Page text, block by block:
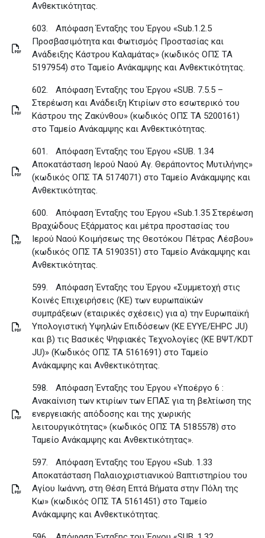
Ανθεκτικότητας.
603.
Απόφαση Ένταξης του Έργου «Sub.1.2.5
Προσβασιμότητα και Φωτισμός Προστασίας και
Ανάδειξης Κάστρου Καλαμάτας» (κωδικός ΟΠΣ ΤΑ
5197954) στο Ταμείο Ανάκαμψης και Ανθεκτικότητας.
602.
Απόφαση Ένταξης του Έργου «SUB. 7.5.5 –
Στερέωση και Ανάδειξη Κτιρίων στο εσωτερικό του
Κάστρου της Ζακύνθου» (κωδικός ΟΠΣ ΤΑ 5200161)
στο Ταμείο Ανάκαμψης και Ανθεκτικότητας.
601.
Απόφαση Ένταξης του Έργου «SUB. 1.34
Αποκατάσταση Ιερού Ναού Αγ. Θεράποντος Μυτιλήνης»
(κωδικός ΟΠΣ ΤΑ 5174071) στο Ταμείο Ανάκαμψης και
Ανθεκτικότητας.
600.
Απόφαση Ένταξης του Έργου «Sub.1.35 Στερέωση
Βραχώδους Εξάρματος και μέτρα προστασίας του
Ιερού Ναού Κοιμήσεως της Θεοτόκου Πέτρας Λέσβου»
(κωδικός ΟΠΣ ΤΑ 5190351) στο Ταμείο Ανάκαμψης και
Ανθεκτικότητας.
599.
Απόφαση Ένταξης του Έργου «Συμμετοχή στις
Κοινές Επιχειρήσεις (ΚΕ) των ευρωπαϊκών
συμπράξεων (εταιρικές σχέσεις) για α) την Ευρωπαϊκή
Υπολογιστική Υψηλών Επιδόσεων (ΚΕ ΕΥΥΕ/EHPC JU)
και β) τις Βασικές Ψηφιακές Τεχνολογίες (ΚΕ ΒΨΤ/KDT
JU)» (Κωδικός ΟΠΣ ΤΑ 5161691) στο Ταμείο
Ανάκαμψης και Ανθεκτικότητας.
598.
Απόφαση Ένταξης του Έργου «Υποέργο 6 :
Ανακαίνιση των κτιρίων των ΕΠΑΣ για τη βελτίωση της
ενεργειακής απόδοσης και της χωρικής
λειτουργικότητας» (κωδικός ΟΠΣ ΤΑ 5185578) στο
Ταμείο Ανάκαμψης και Ανθεκτικότητας».
597.
Απόφαση Ένταξης του Έργου «Sub. 1.33
Αποκατάσταση Παλαιοχριστιανικού Βαπτιστηρίου του
Αγίου Ιωάννη, στη Θέση Επτά Βήματα στην Πόλη της
Κω» (κωδικός ΟΠΣ ΤΑ 5161451) στο Ταμείο
Ανάκαμψης και Ανθεκτικότητας.